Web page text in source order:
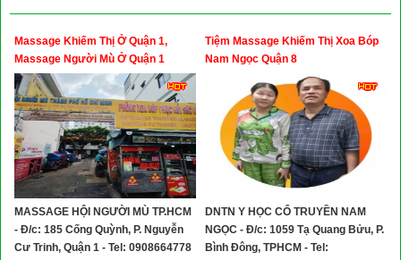
Massage Khiếm Thị Ở Quận 1,
Massage Người Mù Ở Quận 1
MASSAGE HỘI NGƯỜI MÙ TP.HCM
- Đ/c: 185 Cống Quỳnh, P. Nguyễn
Cư Trinh, Quận 1 - Tel: 0908664778
Tiệm Massage Khiếm Thị Xoa Bóp
Nam Ngọc Quận 8
DNTN Y HỌC CỔ TRUYỀN NAM
NGỌC - Đ/c: 1059 Tạ Quang Bửu, P.
Bình Đông, TPHCM - Tel: